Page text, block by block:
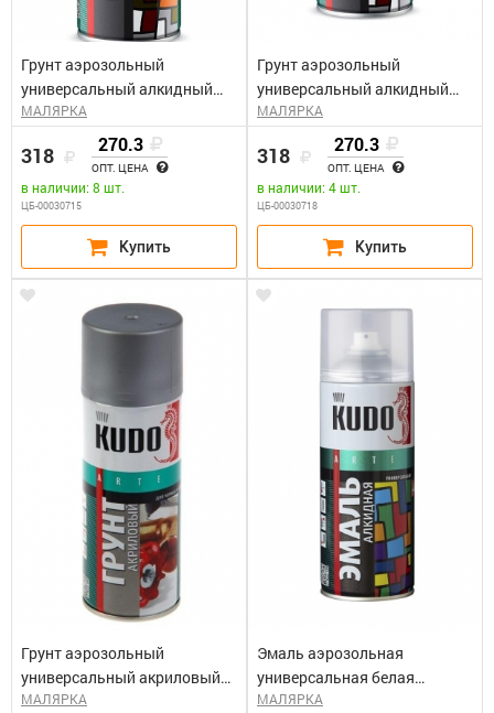
Грунт аэрозольный
универсальный алкидный
серый КУДО KU-2001 (0,52л)
МАЛЯРКА
318 270.3
ОПТ. ЦЕНА
в наличии: 8 шт.
ЦБ-00030715
Грунт аэрозольный
универсальный алкидный
белый КУДО KU-2004 (0,52л)
МАЛЯРКА
318 270.3
ОПТ. ЦЕНА
в наличии: 4 шт.
ЦБ-00030718
Грунт аэрозольный
универсальный акриловый
серый КУДО KU-2101 (0,52л)
МАЛЯРКА
Эмаль аэрозольная
универсальная белая
глянцевая КУДО KU-1001
МАЛЯРКА